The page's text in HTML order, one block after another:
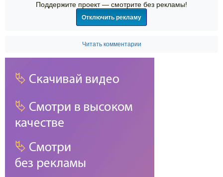
Поддержите проект — смотрите без рекламы!
Отключить рекламу
Читать комментарии